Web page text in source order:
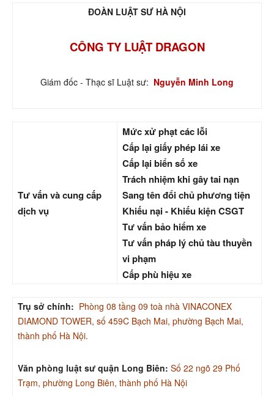
ĐOÀN LUẬT SƯ HÀ NỘI
CÔNG TY LUẬT DRAGON
Giám đốc - Thạc sĩ Luật sư: Nguyễn Minh Long
Tư vấn và cung cấp
dịch vụ
Mức xử phạt các lỗi
Cấp lại giấy phép lái xe
Cấp lại biển số xe
Trách nhiệm khi gây tai nạn
Sang tên đổi chủ phương tiện
Khiếu nại - Khiếu kiện CSGT
Tư vấn bảo hiểm xe
Tư vấn pháp lý chủ tàu thuyền
vi phạm
Cấp phù hiệu xe
Trụ sở chính: Phòng 08 tầng 09 toà nhà VINACONEX
DIAMOND TOWER, số 459C Bạch Mai, phường Bạch Mai,
thành phố Hà Nội.
Văn phòng luật sư quận Long Biên: Số 22 ngõ 29 Phố
Trạm, phường Long Biên, thành phố Hà Nội